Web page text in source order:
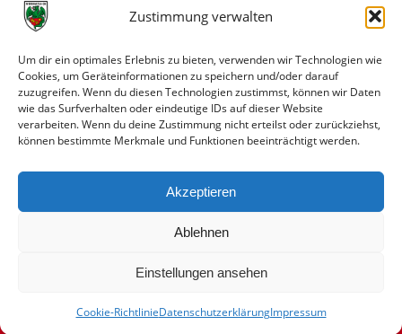
Zustimmung verwalten
Um dir ein optimales Erlebnis zu bieten, verwenden wir Technologien wie
Cookies, um Geräteinformationen zu speichern und/oder darauf
zuzugreifen. Wenn du diesen Technologien zustimmst, können wir Daten
wie das Surfverhalten oder eindeutige IDs auf dieser Website
verarbeiten. Wenn du deine Zustimmung nicht erteilst oder zurückziehst,
können bestimmte Merkmale und Funktionen beeinträchtigt werden.
Akzeptieren
Ablehnen
Einstellungen ansehen
Cookie-RichtlinieDatenschutzerklärungImpressum
31. Juli 2026
30. Juli 2026
Deine Spielminute: 89+1
28. Juli 2026
Neuer Rückensponsor
Neue Podcast-Folge: So tickt Björn!
27. Juli 2026
© VfR Wormatia Worms